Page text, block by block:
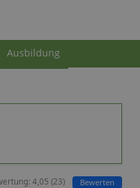
Ausbildung
4,05 (23) Bewerten